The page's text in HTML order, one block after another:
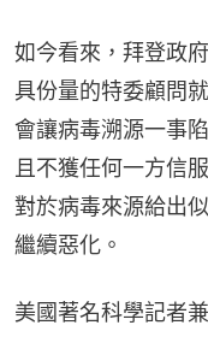
如今看來，拜登政
具份量的特委顧問
會讓病毒溯源一事
且不獲任何一方信
對於病毒來源給出
繼續惡化。
美國著名科學記者